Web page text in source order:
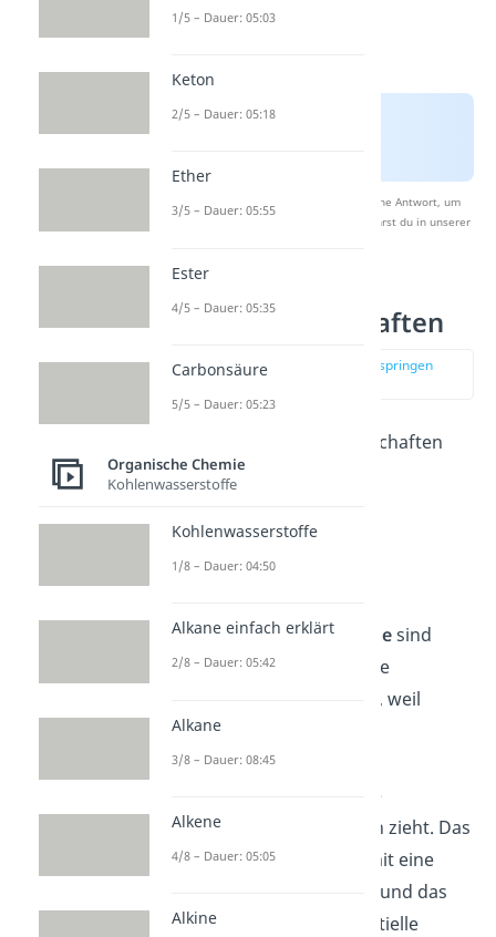
Nach Beantwortung speichern wir deine Antwort, um
Studyflix zu verbessern. Mehr dazu erfährst du in unserer
Ketone Eigenschaften
zur Stelle im Video springen
Du solltest bei den Eigenschaften
zwischen kleinen, also
höhermolekularen, also
langkettigeren Ketonen,
niedermolekularenKetonesind
farbloseFlüssigkeiten
. Die
, weil
Sauerstoff eine höhere
Elektronegativität
Kohlenstoff und damit die
Elektronen
stärker zu sich zieht. Das
Sauerstoffatom trägt somit eine
partielle negative Ladung und das
Kohlenstoffatom eine partielle
1/5 – Dauer: 05:03
Keton
2/5 – Dauer: 05:18
Ether
3/5 – Dauer: 05:55
Ester
4/5 – Dauer: 05:35
Carbonsäure
5/5 – Dauer: 05:23
Organische Chemie
Kohlenwasserstoffe
Kohlenwasserstoffe
1/8 – Dauer: 04:50
Alkane einfach erklärt
2/8 – Dauer: 05:42
Alkane
3/8 – Dauer: 08:45
Alkene
4/8 – Dauer: 05:05
Alkine